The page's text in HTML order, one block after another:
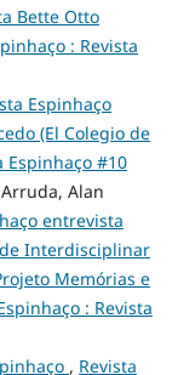
Bette Otto
: Revista
Espinhaço
(El Colegio de
Espinhaço #10
Alan
entrevista
Interdisciplinar
Memórias e
: Revista
, Revista